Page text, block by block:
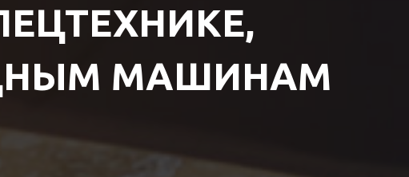
МАШИНАМ